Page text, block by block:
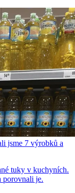
jsme 7 výrobků a
tuky v kuchyních.
porovnali je.